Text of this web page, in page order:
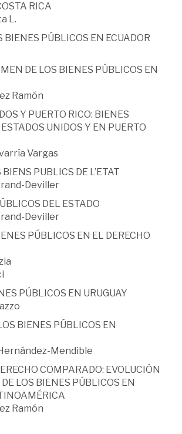
RICA
L.
BIENES PÚBLICOS EN ECUADOR
DE LOS BIENES PÚBLICOS EN
Ramón
Y PUERTO RICO: BIENES
UNIDOS Y EN PUERTO
Vargas
PUBLICS DE L’ETAT
Deviller
DEL ESTADO
Deviller
PÚBLICOS EN EL DERECHO
PÚBLICOS EN URUGUAY
BIENES PÚBLICOS EN
Mendible
COMPARADO: EVOLUCIÓN
LOS BIENES PÚBLICOS EN
Ramón